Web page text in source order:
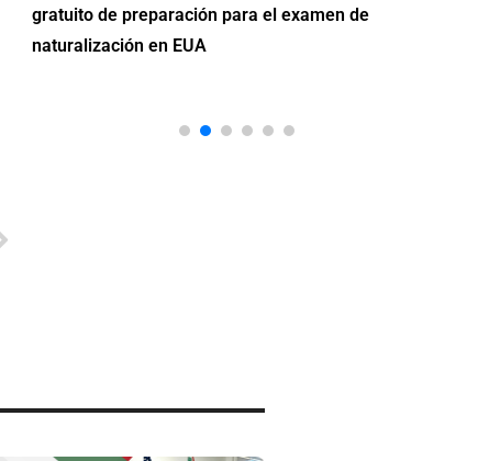
gratuito de preparación para el examen de
naturalización en EUA